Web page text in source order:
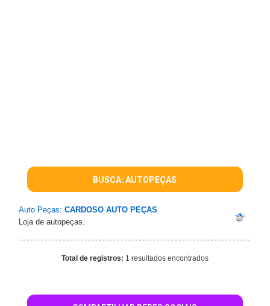
BUSCA: AUTOPEÇAS
Auto Peças: CARDOSO AUTO PEÇAS
Loja de autopeças.
Total de registros: 1 resultados encontrados